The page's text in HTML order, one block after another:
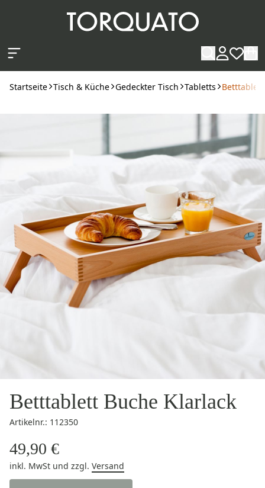
Startseite Tisch & Küche Gedeckter Tisch Tabletts
Betttablett Buche Klarlack
Artikelnr.: 112350
49,90 €
inkl. MwSt und zzgl. Versand